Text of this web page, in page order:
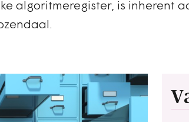
algoritmeregister, is inherent